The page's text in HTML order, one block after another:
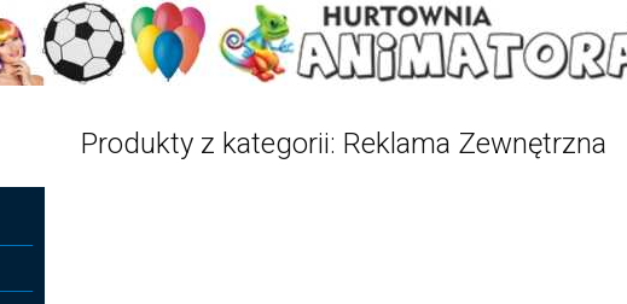
Produkty z kategorii: Reklama Zewnętrzna